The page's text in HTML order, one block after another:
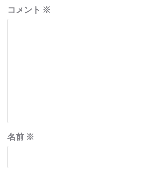
コメント ※
名前 ※